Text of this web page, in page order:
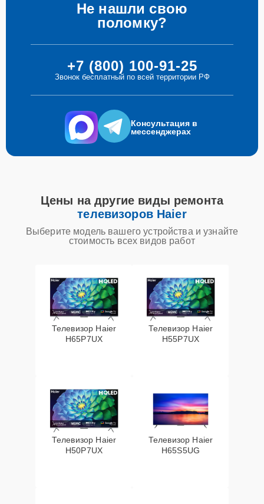
Не нашли свою
поломку?
+7 (800) 100-91-25
Звонок бесплатный по всей территории РФ
Консультация в
мессенджерах
Цены на другие виды ремонта
телевизоров Haier
Выберите модель вашего устройства и узнайте
стоимость всех видов работ
Телевизор Haier
H65P7UX
Телевизор Haier
H55P7UX
Телевизор Haier
H50P7UX
Телевизор Haier
H65S5UG